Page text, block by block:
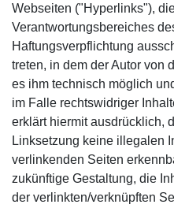
Webseiten ("Hyperlinks"),
Verantwortungsbereiches
Haftungsverpflichtung
treten, in dem der Autor von
es ihm technisch möglich
im Falle rechtswidriger
erklärt hiermit ausdrücklich,
Linksetzung keine illegalen
verlinkenden Seiten
zukünftige Gestaltung, die
der verlinkten/verknüpften